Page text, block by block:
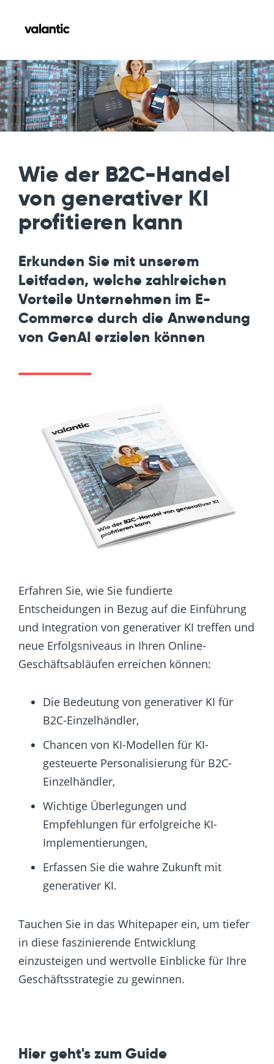
Wie der B2C-Handel
von generativer KI
profitieren kann
Erkunden Sie mit unserem
Leitfaden, welche zahlreichen
Vorteile Unternehmen im E-
Commerce durch die Anwendung
von GenAI erzielen können
Erfahren Sie, wie Sie fundierte
Entscheidungen in Bezug auf die Einführung
und Integration von generativer KI treffen und
neue Erfolgsniveaus in Ihren Online-
Geschäftsabläufen erreichen können:
Die Bedeutung von generativer KI für
B2C-Einzelhändler,
Chancen von KI-Modellen für KI-
gesteuerte Personalisierung für B2C-
Einzelhändler,
Wichtige Überlegungen und
Empfehlungen für erfolgreiche KI-
Implementierungen,
Erfassen Sie die wahre Zukunft mit
generativer KI.
Tauchen Sie in das Whitepaper ein, um tiefer
in diese faszinierende Entwicklung
einzusteigen und wertvolle Einblicke für Ihre
Geschäftsstrategie zu gewinnen.
Hier geht's zum Guide